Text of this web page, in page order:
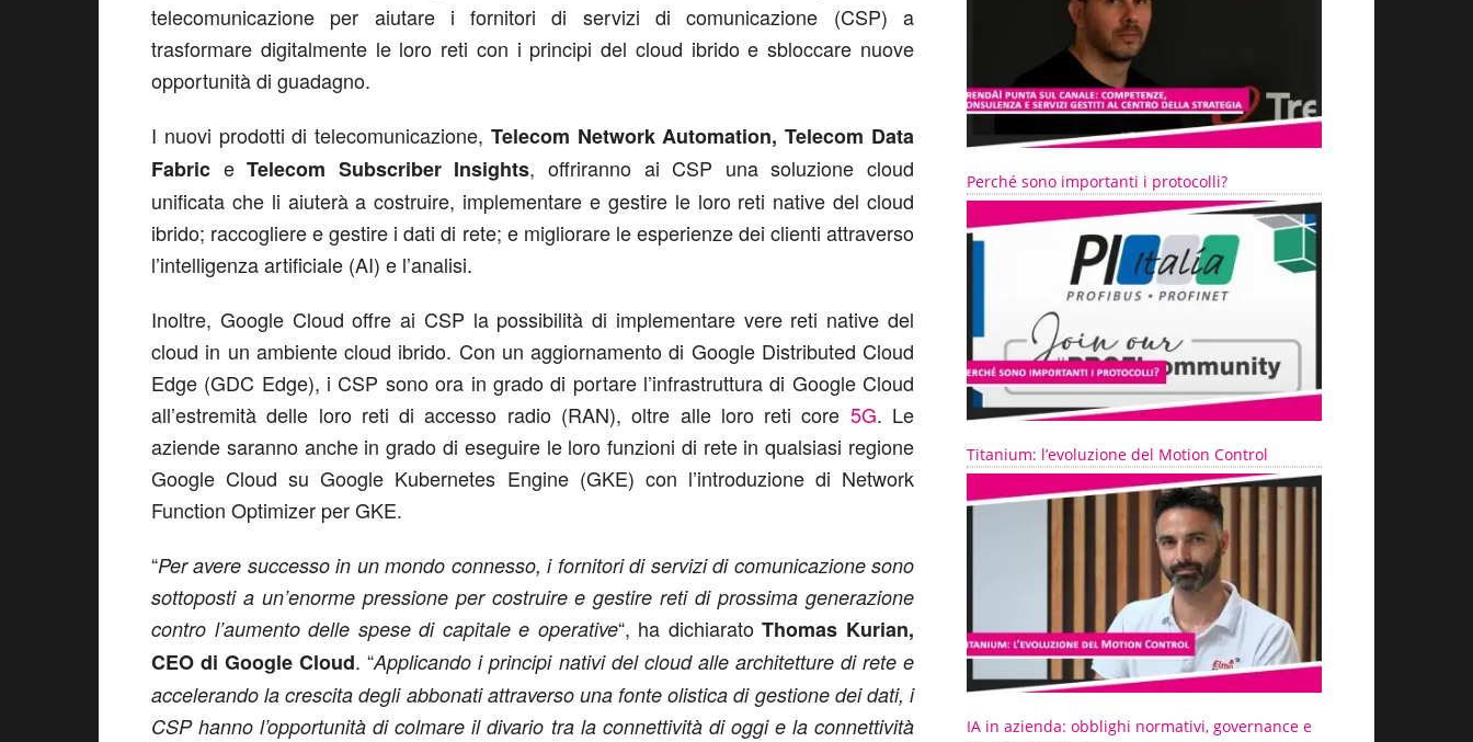
telecomunicazione per aiutare i fornitori di servizi di comunicazione (CSP) a
trasformare digitalmente le loro reti con i principi del cloud ibrido e sbloccare nuove
opportunità di guadagno.
I nuovi prodotti di telecomunicazione, Telecom Network Automation, Telecom Data
Fabric eTelecom Subscriber Insights, offriranno ai CSP una soluzione cloud
unificata che li aiuterà a costruire, implementare e gestire le loro reti native del cloud
ibrido; raccogliere e gestire i dati di rete; e migliorare le esperienze dei clienti attraverso
l’intelligenza artificiale (AI) e l’analisi.
Inoltre, Google Cloud offre ai CSP la possibilità di implementare vere reti native del
cloud in un ambiente cloud ibrido. Con un aggiornamento di Google Distributed Cloud
Edge (GDC Edge), i CSP sono ora in grado di portare l’infrastruttura di Google Cloud
all’estremità delle loro reti di accesso radio (RAN), oltre alle loro reti core 5G. Le
aziende saranno anche in grado di eseguire le loro funzioni di rete in qualsiasi regione
Google Cloud su Google Kubernetes Engine (GKE) con l’introduzione di Network
Function Optimizer per GKE.
“Per avere successo in un mondo connesso, i fornitori di servizi di comunicazione sono
sottoposti a un’enorme pressione per costruire e gestire reti di prossima generazione
contro l’aumento delle spese di capitale e operative“, ha dichiaratoThomas Kurian,
CEO di Google Cloud. “Applicando i principi nativi del cloud alle architetture di rete e
accelerando la crescita degli abbonati attraverso una fonte olistica di gestione dei dati, i
CSP hanno l’opportunità di colmare il divario tra la connettività di oggi e la connettività
Perché sono importanti i protocolli?
Titanium: l’evoluzione del Motion Control
IA in azienda: obblighi normativi, governance e